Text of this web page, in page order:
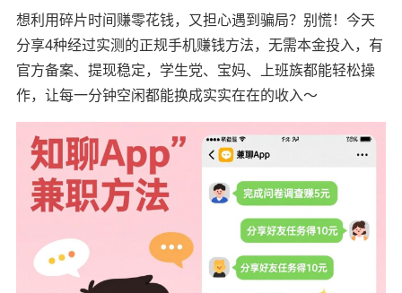
想利用碎片时间赚零花钱，又担心遇到骗局？别慌！今天
分享4种经过实测的正规手机赚钱方法，无需本金投入，有
官方备案、提现稳定，学生党、宝妈、上班族都能轻松操
作，让每一分钟空闲都能换成实实在在的收入～